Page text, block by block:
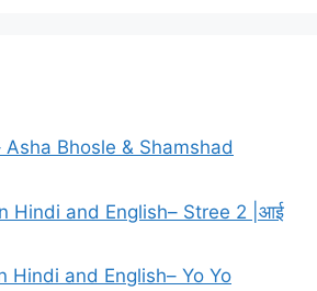
– Asha Bhosle & Shamshad
Hindi and English– Stree 2 |आई
Hindi and English– Yo Yo